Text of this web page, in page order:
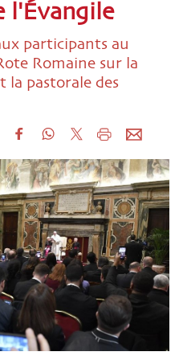
l'Évangile
participants au
Romaine sur la
la pastorale des